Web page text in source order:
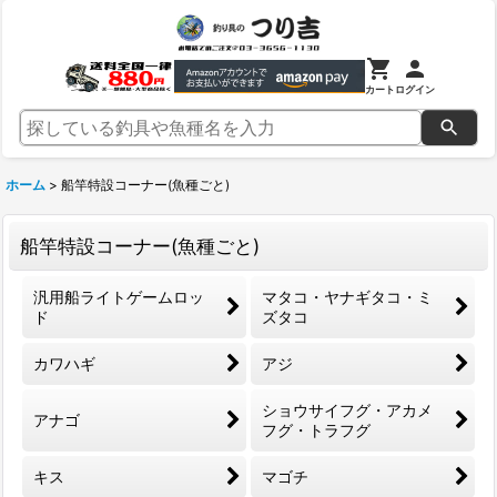
カートログイン
ホーム > 船竿特設コーナー(魚種ごと)
船竿特設コーナー(魚種ごと)
汎用船ライトゲームロッ
ド
マタコ・ヤナギタコ・ミ
ズタコ
カワハギ アジ
アナゴ
ショウサイフグ・アカメ
フグ・トラフグ
キス マゴチ